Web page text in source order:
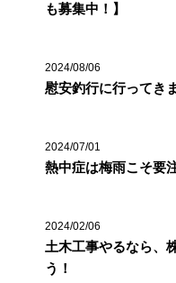
も募集中！】
2024/08/06
慰安釣行に行ってき
2024/07/01
熱中症は梅雨こそ要
2024/02/06
土木工事やるなら、
う！